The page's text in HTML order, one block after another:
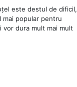
este destul de dificil,
mai popular pentru
dura mult mai mult